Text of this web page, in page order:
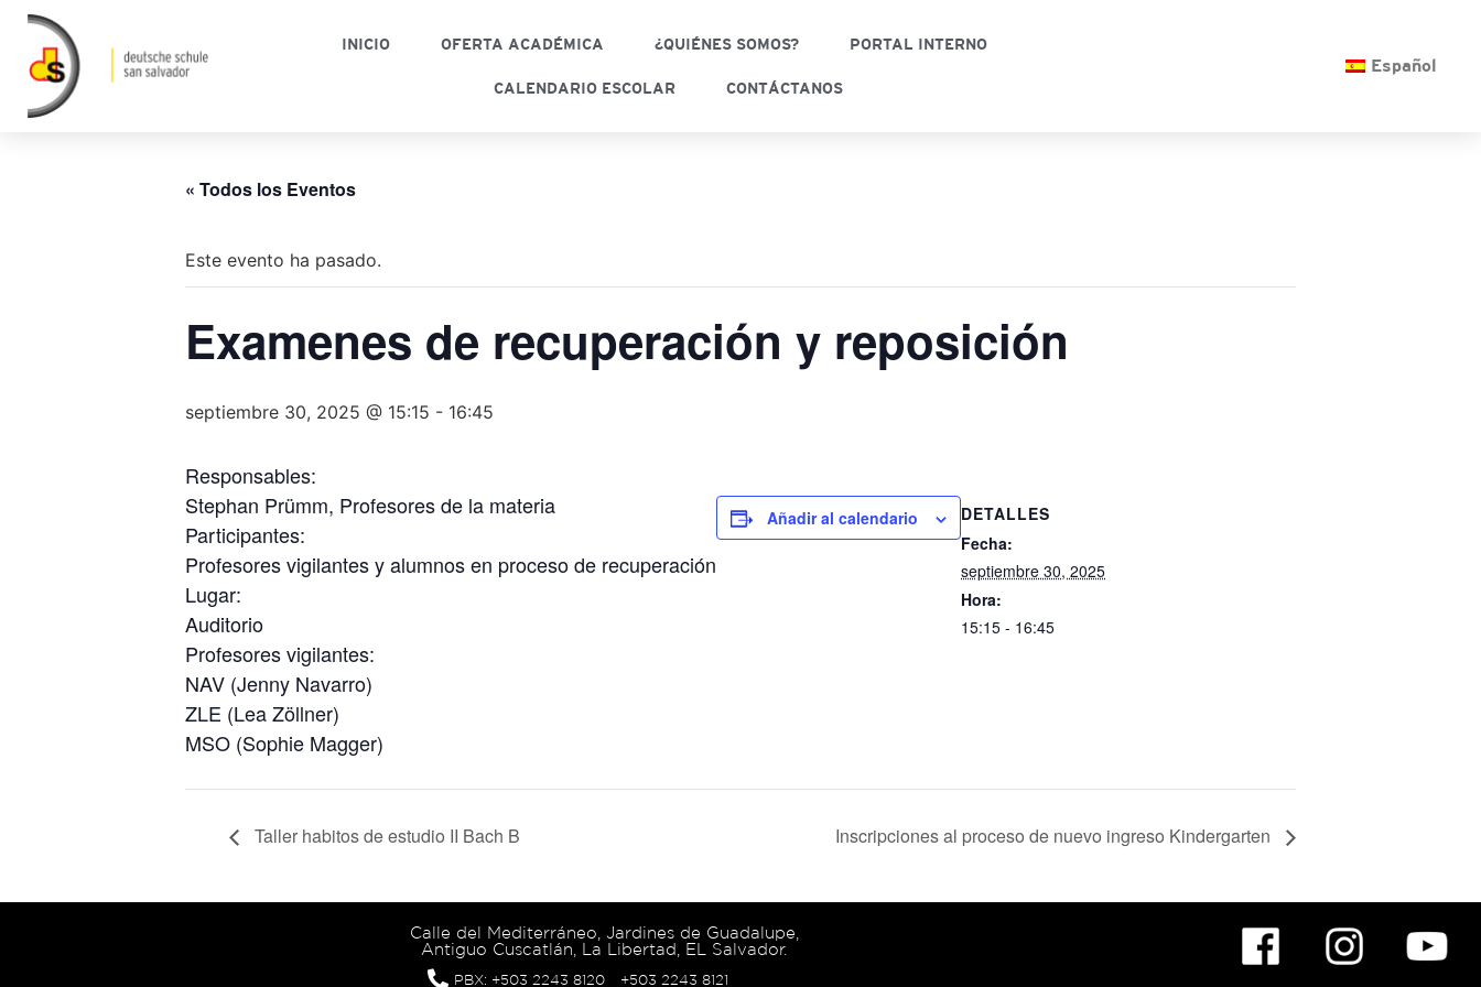
INICIO OFERTA ACADÉMICA ¿QUIÉNES SOMOS? PORTAL INTERNO
CALENDARIO ESCOLAR CONTÁCTANOS
Español
« Todos los Eventos
Este evento ha pasado.
Examenes de recuperación y reposición
septiembre 30, 2025 @ 15:15 - 16:45
Responsables:
Stephan Prümm, Profesores de la materia
Participantes:
Profesores vigilantes y alumnos en proceso de recuperación
Lugar:
Auditorio
Profesores vigilantes:
NAV (Jenny Navarro)
ZLE (Lea Zöllner)
MSO (Sophie Magger)
Añadir al calendario
DETALLES
Fecha:
septiembre 30, 2025
Hora:
15:15 - 16:45
Taller habitos de estudio II Bach B Inscripciones al proceso de nuevo ingreso Kindergarten
Calle del Mediterráneo, Jardines de Guadalupe,
Antiguo Cuscatlán, La Libertad, EL Salvador.
PBX: +503 2243 8120 +503 2243 8121